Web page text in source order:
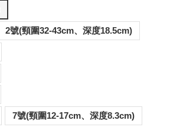
2號(頸圍32-43cm、深度18.5cm)
7號(頸圍12-17cm、深度8.3cm)